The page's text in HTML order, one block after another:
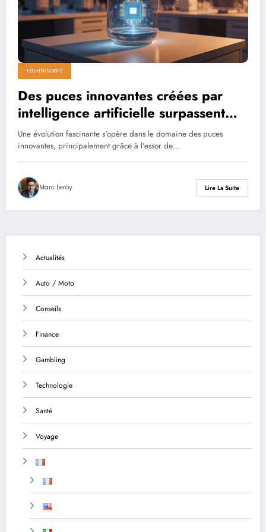
TECHNOLOGIE
Des puces innovantes créées par
intelligence artificielle surpassent
toutes les technologies existantes
Une évolution fascinante s'opère dans le domaine des puces
innovantes, principalement grâce à l'essor de…
Marc Leroy Lire La Suite
Actualités
Auto / Moto
Conseils
Finance
Gambling
Technologie
Santé
Voyage